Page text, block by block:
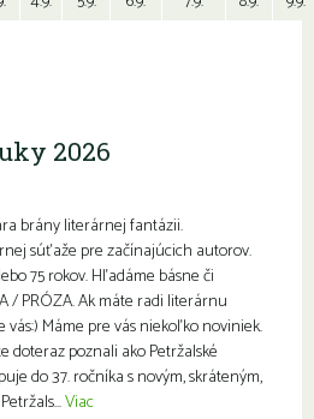
2026
brány literárnej fantázii.
súťaže pre začínajúcich autorov.
75 rokov. Hľadáme básne či
/ PRÓZA. Ak máte radi literárnu
Máme pre vás niekoľko noviniek.
doteraz poznali ako Petržalské
do 37. ročníka s novým, skráteným,
Viac